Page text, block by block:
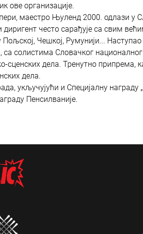
ове организације.
маестро Њуленд 2000. одлази у
диригент често сарађује са свим
Чешкој, Румунији...
солистима Словачког националног
сценских дела. Тренутно припрема,
дела.
укључујући и Специјалну
Пенсилваније.